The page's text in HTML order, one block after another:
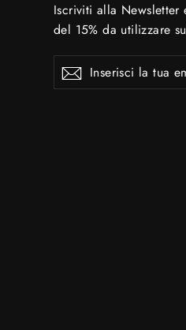
Iscriviti alla
del 15% da utilizzare
Inserisci
IscrivitiIscriviti